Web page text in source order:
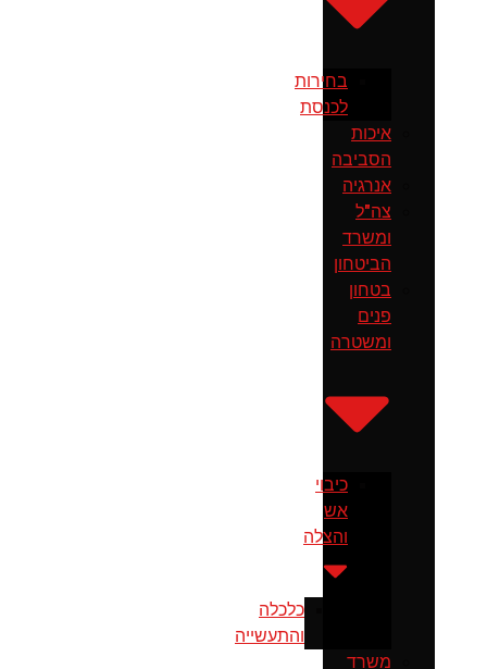
בחירות
לכנסת
איכות
הסביבה
אנרגיה
צה"ל
ומשרד
הביטחון
בטחון
פנים
ומשטרה
כיבוי
אש
והצלה
כלכלה
והתעשייה
משרד